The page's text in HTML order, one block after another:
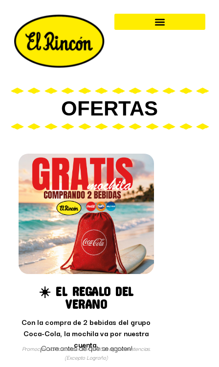
OFERTAS
☀️ EL REGALO DEL
VERANO
Con la compra de 2 bebidas del grupo
Coca-Cola, la mochila va por nuestra
cuenta.
¡Corre antes de que se agoten!
Promoción válida hasta el 30/08/26 o agotar existencias.
(Excepto Logroño)